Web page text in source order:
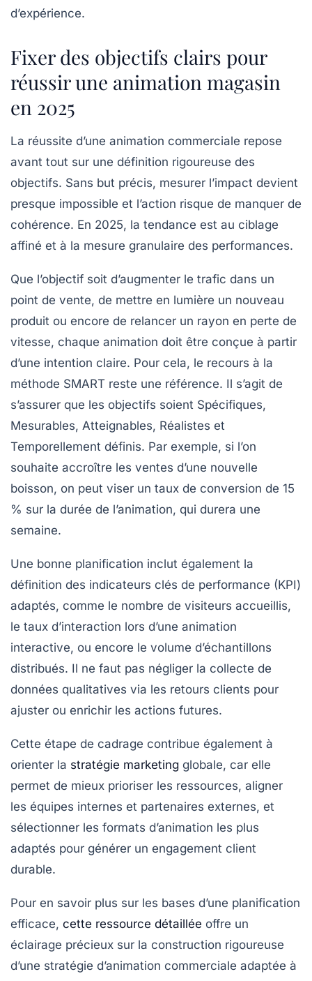
d’expérience.
Fixer des objectifs clairs pour
réussir une animation magasin
en 2025
La réussite d’une animation commerciale repose
avant tout sur une définition rigoureuse des
objectifs. Sans but précis, mesurer l’impact devient
presque impossible et l’action risque de manquer de
cohérence. En 2025, la tendance est au ciblage
affiné et à la mesure granulaire des performances.
Que l’objectif soit d’augmenter le trafic dans un
point de vente, de mettre en lumière un nouveau
produit ou encore de relancer un rayon en perte de
vitesse, chaque animation doit être conçue à partir
d’une intention claire. Pour cela, le recours à la
méthode SMART reste une référence. Il s’agit de
s’assurer que les objectifs soient Spécifiques,
Mesurables, Atteignables, Réalistes et
Temporellement définis. Par exemple, si l’on
souhaite accroître les ventes d’une nouvelle
boisson, on peut viser un taux de conversion de 15
% sur la durée de l’animation, qui durera une
semaine.
Une bonne planification inclut également la
définition des indicateurs clés de performance (KPI)
adaptés, comme le nombre de visiteurs accueillis,
le taux d’interaction lors d’une animation
interactive, ou encore le volume d’échantillons
distribués. Il ne faut pas négliger la collecte de
données qualitatives via les retours clients pour
ajuster ou enrichir les actions futures.
Cette étape de cadrage contribue également à
orienter la stratégie marketing globale, car elle
permet de mieux prioriser les ressources, aligner
les équipes internes et partenaires externes, et
sélectionner les formats d’animation les plus
adaptés pour générer un engagement client
durable.
Pour en savoir plus sur les bases d’une planification
efficace, cette ressource détaillée offre un
éclairage précieux sur la construction rigoureuse
d’une stratégie d’animation commerciale adaptée à